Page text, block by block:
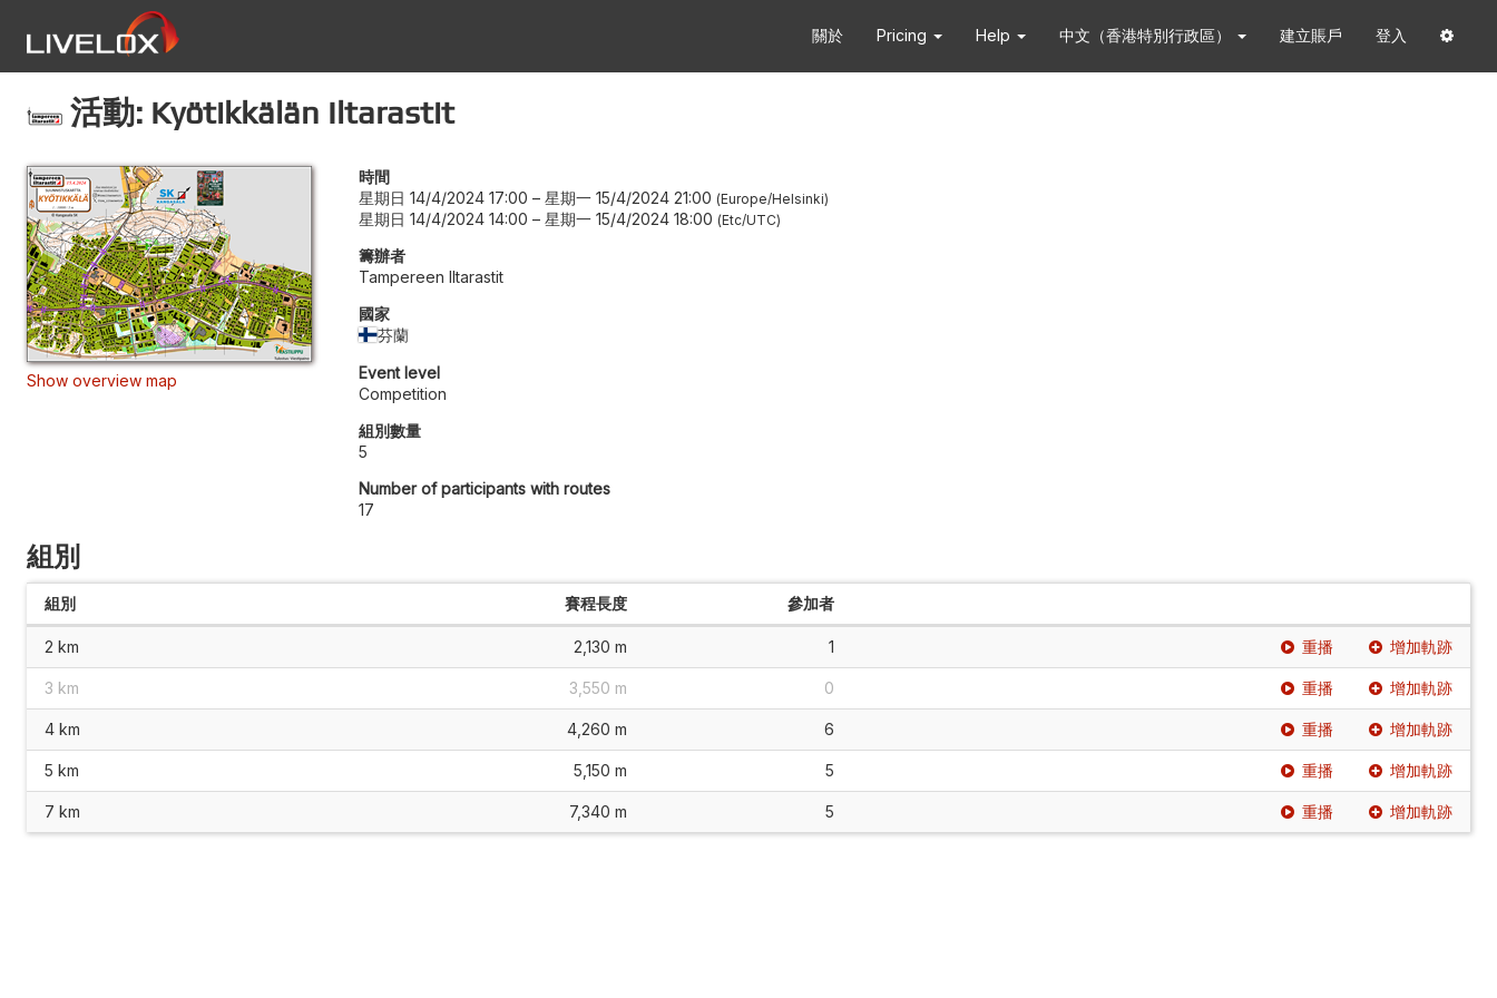
關於 Pricing Help 中文（香港特別行政區） 建立賬戶 登入
活動: Kyötikkälän Iltarastit
Show overview map
時間
星期日 14/4/2024 17:00 – 星期一 15/4/2024 21:00 Europe/Helsinki
星期日 14/4/2024 14:00 – 星期一 15/4/2024 18:00 Etc/UTC
籌辦者
Tampereen Iltarastit
國家
芬蘭
Event level
Competition
組別數量
5
Number of participants with routes
17
組別
組別 賽程長度 參加者
2 km 2,130 m 1 重播 增加軌跡
3 km 3,550 m 0 重播 增加軌跡
4 km 4,260 m 6 重播 增加軌跡
5 km 5,150 m 5 重播 增加軌跡
7 km 7,340 m 5 重播 增加軌跡